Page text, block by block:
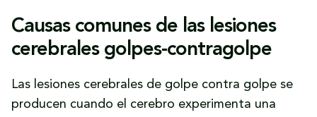
Causas comunes de las lesiones
cerebrales golpes-contragolpe
Las lesiones cerebrales de golpe contra golpe se
producen cuando el cerebro experimenta una